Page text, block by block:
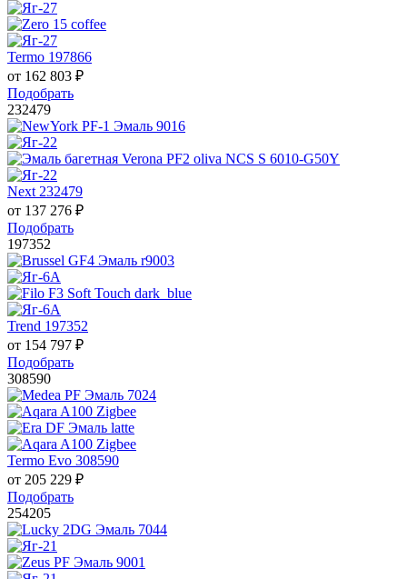
Termo 197866
от 162 803 ₽
Подобрать
232479
Next 232479
от 137 276 ₽
Подобрать
197352
Trend 197352
от 154 797 ₽
Подобрать
308590
Termo Evo 308590
от 205 229 ₽
Подобрать
254205